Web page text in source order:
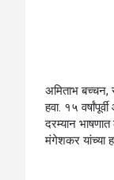
अमिताभ बच्चन,
हवा. १५
दरम्यान
मंगेशकर यांच्या